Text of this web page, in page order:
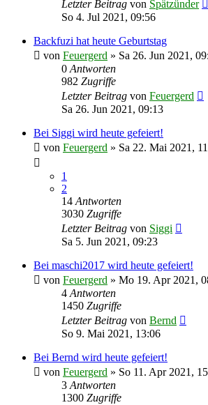
Letzter Beitrag von Spätzünder
So 4. Jul 2021, 09:56
Backfuzi hat heute Geburtstag
von Feuergerd » Sa 26. Jun 2021,
0 Antworten
982 Zugriffe
Letzter Beitrag von Feuergerd
Sa 26. Jun 2021, 09:13
Bei Siggi wird heute gefeiert!
von Feuergerd » Sa 22. Mai 2021,
1
2
14 Antworten
3030 Zugriffe
Letzter Beitrag von Siggi
Sa 5. Jun 2021, 09:23
Bei maschi2017 wird heute gefeiert!
von Feuergerd » Mo 19. Apr 2021,
4 Antworten
1450 Zugriffe
Letzter Beitrag von Bernd
So 9. Mai 2021, 13:06
Bei Bernd wird heute gefeiert!
von Feuergerd » So 11. Apr 2021,
3 Antworten
1300 Zugriffe